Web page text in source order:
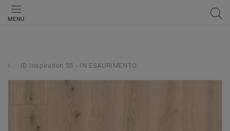
MENU
iD Inspiration 55 - IN ESAURIMENTO